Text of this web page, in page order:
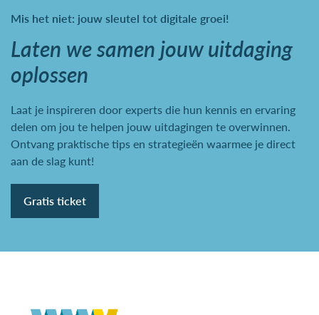
Mis het niet: jouw sleutel tot digitale groei!
Laten we samen jouw uitdaging
oplossen
Laat je inspireren door experts die hun kennis en ervaring
delen om jou te helpen jouw uitdagingen te overwinnen.
Ontvang praktische tips en strategieën waarmee je direct
aan de slag kunt!
Gratis ticket